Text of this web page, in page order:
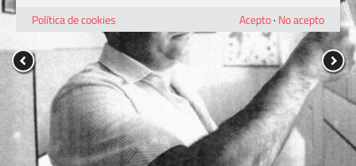
Política de cookies
Acepto· No acepto